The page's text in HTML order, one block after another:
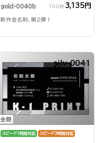
gold-0040b 100枚 3,135円
新作金名刺、第2弾！
金銀
silv-0041
スピード1時間対応 スピード3時間対応